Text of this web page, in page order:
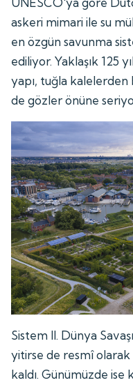
askeri mimari ile su
en özgün savunma
ediliyor. Yaklaşık 125
yapı, tuğla
de gözler önüne
Sistem II. Dünya
yitirse de resmî olarak
kaldı. Günümüzde